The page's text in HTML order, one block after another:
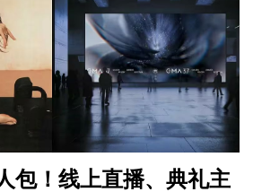
包！线上直播、典礼主